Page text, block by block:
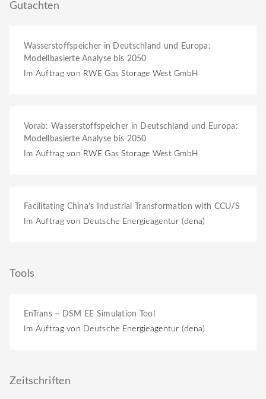
Gutachten
Wasserstoffspeicher in Deutschland und Europa:
Modellbasierte Analyse bis 2050
Im Auftrag von RWE Gas Storage West GmbH
Vorab: Wasserstoffspeicher in Deutschland und Europa:
Modellbasierte Analyse bis 2050
Im Auftrag von RWE Gas Storage West GmbH
Facilitating China’s Industrial Transformation with CCU/S
Im Auftrag von Deutsche Energieagentur (dena)
Tools
EnTrans – DSM EE Simulation Tool
Im Auftrag von Deutsche Energieagentur (dena)
Zeitschriften